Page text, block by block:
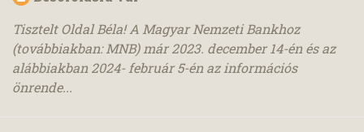
Tisztelt Oldal Béla! A Magyar Nemzeti Bankhoz
(továbbiakban: MNB) már 2023. december 14-én és az
alábbiakban 2024- február 5-én az információs
önrende...